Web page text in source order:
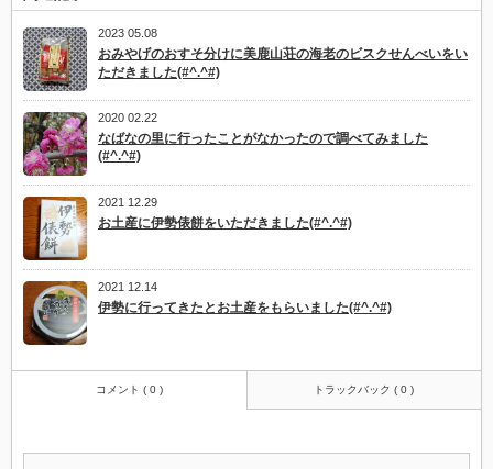
2023 05.08
おみやげのおすそ分けに美鹿山荘の海老のビスクせんべいをい
ただきました(#^.^#)
2020 02.22
なばなの里に行ったことがなかったので調べてみました
(#^.^#)
2021 12.29
お土産に伊勢俵餅をいただきました(#^.^#)
2021 12.14
伊勢に行ってきたとお土産をもらいました(#^.^#)
コメント ( 0 ) トラックバック ( 0 )